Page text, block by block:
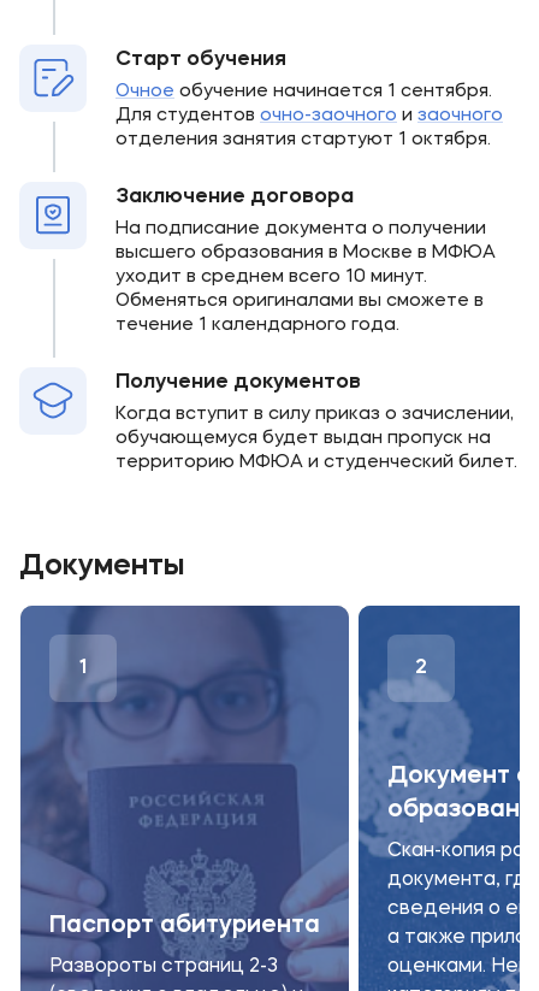
Старт обучения
Очное обучение начинается 1 сентября.
Для студентов очно-заочного и заочного
отделения занятия стартуют 1 октября.
Заключение договора
На подписание документа о получении
высшего образования в Москве в МФЮА
уходит в среднем всего 10 минут.
Обменяться оригиналами вы сможете в
течение 1 календарного года.
Получение документов
Когда вступит в силу приказ о зачислении,
обучающемуся будет выдан пропуск на
территорию МФЮА и студенческий билет.
Документы
1
Паспорт абитуриента
Развороты страниц 2-3
2
Документ
Скан-копия
документа,
сведения о
а также
оценками.